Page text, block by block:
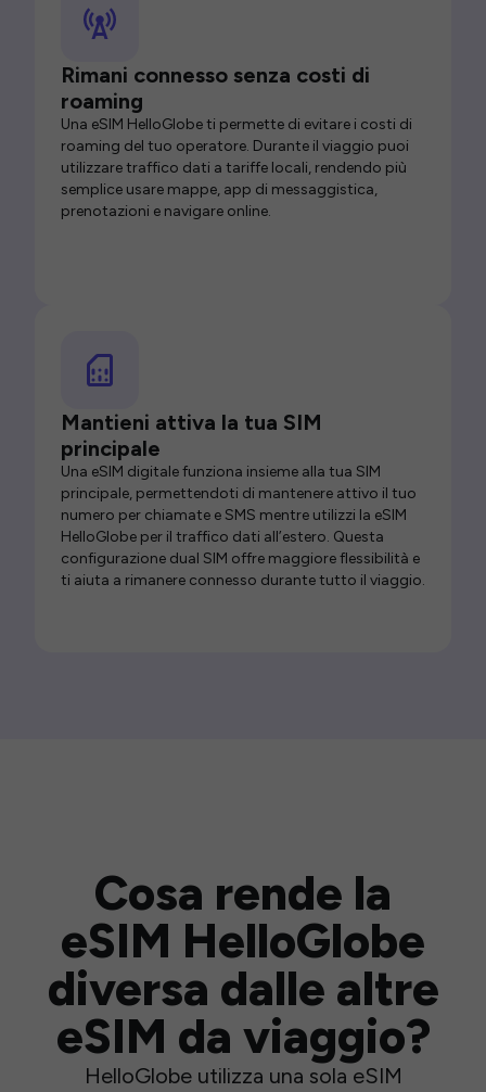
Rimani connesso senza costi di
roaming
Una eSIM HelloGlobe ti permette di evitare i costi di
roaming del tuo operatore. Durante il viaggio puoi
utilizzare traffico dati a tariffe locali, rendendo più
semplice usare mappe, app di messaggistica,
prenotazioni e navigare online.
Mantieni attiva la tua SIM
principale
Una eSIM digitale funziona insieme alla tua SIM
principale, permettendoti di mantenere attivo il tuo
numero per chiamate e SMS mentre utilizzi la eSIM
HelloGlobe per il traffico dati all’estero. Questa
configurazione dual SIM offre maggiore flessibilità e
ti aiuta a rimanere connesso durante tutto il viaggio.
Cosa rende la
eSIM HelloGlobe
diversa dalle altre
eSIM da viaggio?
HelloGlobe utilizza una sola eSIM